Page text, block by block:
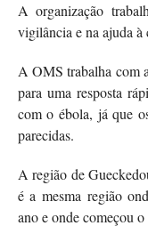
A organização
vigilância e na ajuda à
A OMS trabalha com
para uma resposta
com o ébola, já que
parecidas.
A região de
é a mesma região
ano e onde começou